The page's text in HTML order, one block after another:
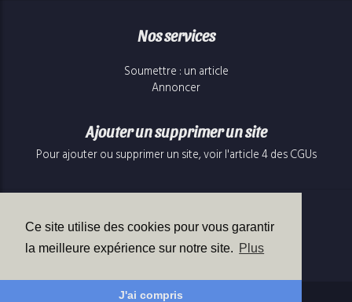
Ce site utilise des cookies pour vous garantir
la meilleure expérience sur notre site. Plus
J'ai compris
Nos services
Soumettre : un article
Annoncer
Ajouter un supprimer un site
Pour ajouter ou supprimer un site, voir l'article 4 des CGUs
Contact
Contact à propos de cette page